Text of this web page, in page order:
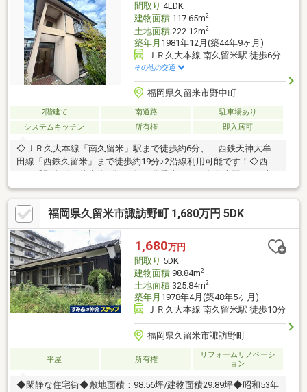
間取り 4LDK
建物面積117.65m2
土地面積222.12m2
築年月 1981年12月(築44年9ヶ月)
ＪＲ久大本線 南久留米駅 徒歩6分
その他の交通
福岡県久留米市野中町
2階建て 南道路
駐車場あり
システムキッチン
所有権 即入居可
◇ＪＲ久大本線「南久留米」駅まで徒歩約6分、 西鉄天神大牟
田線「西鉄久留米」まで徒歩約19分♪2沿線利用可能です！◇西鉄
でいけます！◇コンビニ「セブンイレブン久留米野中中通り店」
まで徒歩約3分♪公式ＬＩＮＥから資料請求・相談も可能です。お
気軽にお問い合わせください♪※関連リンクより友達追加できま
す。【のぞみ地所株式会社：092-409-7799】
福岡県久留米市諏訪野町 1,680万円 5DK
1,680万円
間取り 5DK
建物面積98.84m2
土地面積325.84m2
築年月 1978年4月(築48年5ヶ月)
ＪＲ久大本線 南久留米駅 徒歩10分
福岡県久留米市諏訪野町
平屋 所有権
リフォームリノベーシ
ョン
◆閑静な住宅街◆敷地面積：98.56坪/建物面積29.89坪◆昭和53年